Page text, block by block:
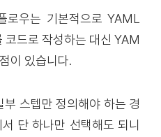
우는 기본적으로 YAML
코드로 작성하는 대신 YAM
이 있습니다.
스텝만 정의해야 하는 경
단 하나만 선택해도 되니